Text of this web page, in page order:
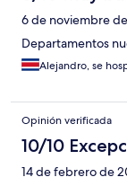
6 de noviembre
Departamentos
Alejandro, se
Opinión verificada
10/10
14 de febrero de